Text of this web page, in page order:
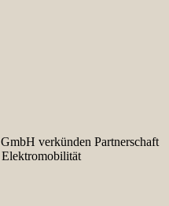
verkünden Partnerschaft